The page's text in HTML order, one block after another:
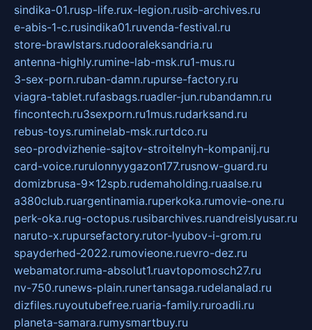
sindika-01.rusp-life.rux-legion.rusib-archives.ru
e-abis-1-c.rusindika01.ruvenda-festival.ru
store-brawlstars.rudooraleksandria.ru
antenna-highly.rumine-lab-msk.ru1-mus.ru
3-sex-porn.ruban-damn.rupurse-factory.ru
viagra-tablet.rufasbags.ruadler-jun.rubandamn.ru
fincontech.ru3sexporn.ru1mus.rudarksand.ru
rebus-toys.ruminelab-msk.rurtdco.ru
seo-prodvizhenie-sajtov-stroitelnyh-kompanij.ru
card-voice.rurulonnyygazon177.rusnow-guard.ru
domizbrusa-9x12spb.rudemaholding.ruaalse.ru
a380club.ruargentinamia.ruperkoka.rumovie-one.ru
perk-oka.rug-octopus.rusibarchives.ruandreislyusar.ru
naruto-x.rupursefactory.rutor-lyubov-i-grom.ru
spayderhed-2022.rumovieone.ruevro-dez.ru
webamator.ruma-absolut1.ruavtopomosch27.ru
nv-750.runews-plain.runertansaga.rudelanalad.ru
dizfiles.ruyoutubefree.ruaria-family.ruroadli.ru
planeta-samara.rumysmartbuy.ru